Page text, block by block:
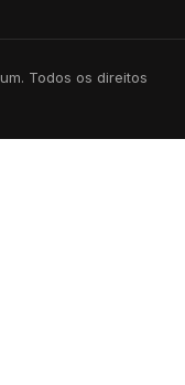
Todos os direitos